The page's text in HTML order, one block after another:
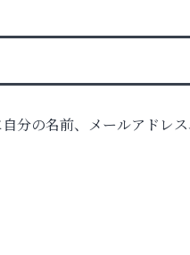
分の名前、メールアドレス